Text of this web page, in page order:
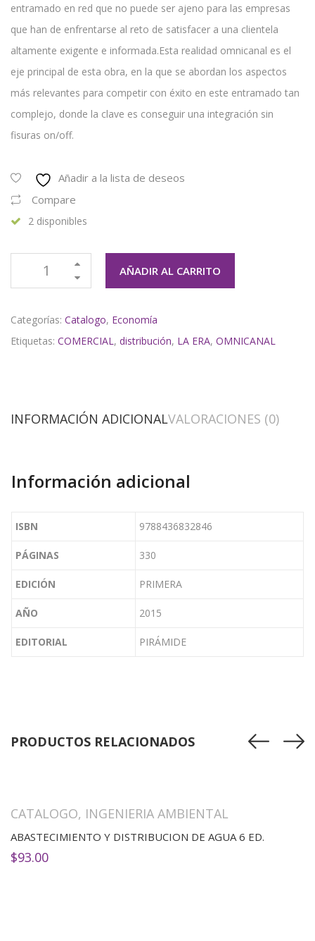
entramado en red que no puede ser ajeno para las empresas
que han de enfrentarse al reto de satisfacer a una clientela
altamente exigente e informada.Esta realidad omnicanal es el
eje principal de esta obra, en la que se abordan los aspectos
más relevantes para competir con éxito en este entramado tan
complejo, donde la clave es conseguir una integración sin
fisuras on/off.
Añadir a la lista de deseos
Compare
2 disponibles
AÑADIR AL CARRITO
Categorías: Catalogo, Economía
Etiquetas: COMERCIAL, distribución, LA ERA, OMNICANAL
INFORMACIÓN ADICIONALVALORACIONES (0)
Información adicional
ISBN 9788436832846
PÁGINAS 330
EDICIÓN PRIMERA
AÑO 2015
EDITORIAL PIRÁMIDE
PRODUCTOS RELACIONADOS
CATALOGO, INGENIERIA AMBIENTAL
ABASTECIMIENTO Y DISTRIBUCION DE AGUA 6 ED.
$93.00